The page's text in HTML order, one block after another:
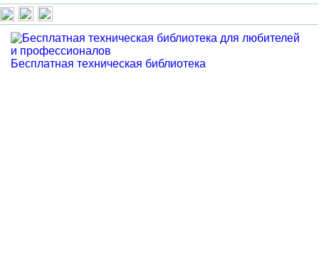
Бесплатная техническая библиотека